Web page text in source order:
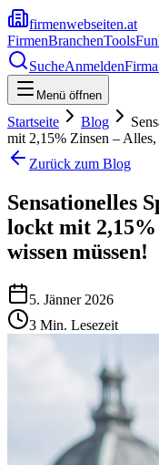
firmenwebseiten.at
FirmenBranchenTools
SucheAnmelden
Menü öffnen
Startseite Blog
mit 2,15% Zinsen – Alles,
Zurück zum Blog
Sensationelles
lockt mit 2,15%
wissen müssen!
5. Jänner 2026
3 Min. Lesezeit